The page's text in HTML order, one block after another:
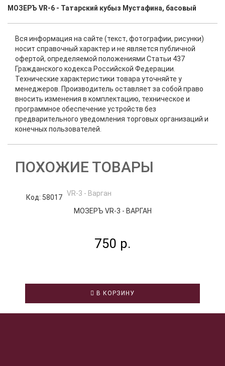
МОЗЕРЪ VR-6 - Татарский кубыз Мустафина, басовый
Вся информация на сайте (текст, фотографии, рисунки)
носит справочный характер и не является публичной
офертой, определяемой положениями Статьи 437
Гражданского кодекса Российской Федерации.
Технические характеристики товара уточняйте у
менеджеров. Производитель оставляет за собой право
вносить изменения в комплектацию, техническое и
программное обеспечение устройств без
предварительного уведомления торговых организаций и
конечных пользователей.
ПОХОЖИЕ ТОВАРЫ
Код: 58017
МОЗЕРЪ VR-3 - ВАРГАН
750 р.
В КОРЗИНУ